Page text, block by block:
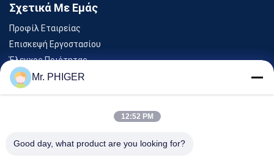
Σχετικά Με Εμάς
Προφίλ Εταιρείας
Επισκεψή Εργοστασίου
Έλεγχος Ποιότητας
Sitemap
Εκδηλώσεις
Mr. PHIGER
12:52 PM
Good day, what product are you looking for?